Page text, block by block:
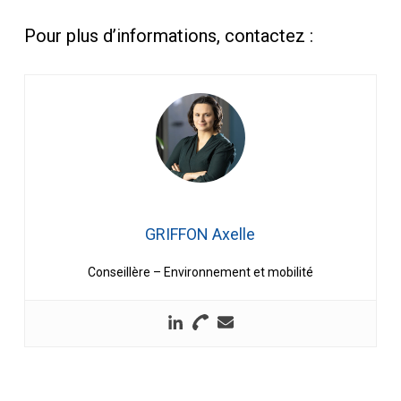
Pour plus d’informations, contactez :
GRIFFON Axelle
Conseillère – Environnement et mobilité